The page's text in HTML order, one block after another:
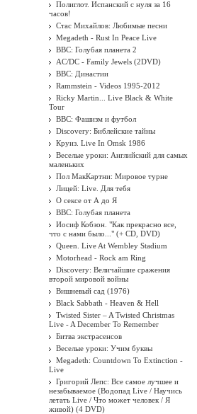
Полиглот. Испанский с нуля за 16
часов!
Стас Михайлов: Любимые песни
Megadeth - Rust In Peace Live
BBC: Голубая планета 2
AC/DC - Family Jewels (2DVD)
BBC: Династии
Rammstein - Videos 1995-2012
Ricky Martin... Live Black & White
Tour
BBC: Фашизм и футбол
Discovery: Библейские тайны
Круиз. Live In Omsk 1986
Веселые уроки: Английский для самых
маленьких
Пол МакКартни: Мировое турне
Лицей: Live. Для тебя
О сексе от А до Я
BBC: Голубая планета
Иосиф Кобзон. "Как прекрасно все,
что с нами было..." (+ CD, DVD)
Queen. Live At Wembley Stadium
Motorhead - Rock am Ring
Discovery: Величайшие сражения
второй мировой войны
Вишневый сад (1976)
Black Sabbath - Heaven & Hell
Twisted Sister ‎– A Twisted Christmas
Live - A December To Remember
Битва экстрасенсов
Веселые уроки: Учим буквы
Megadeth: Countdown To Extinction -
Live
Григорий Лепс: Все самое лучшее и
незабываемое (Водопад Live / Научись
летать Live / Что может человек / Я
живой) (4 DVD)